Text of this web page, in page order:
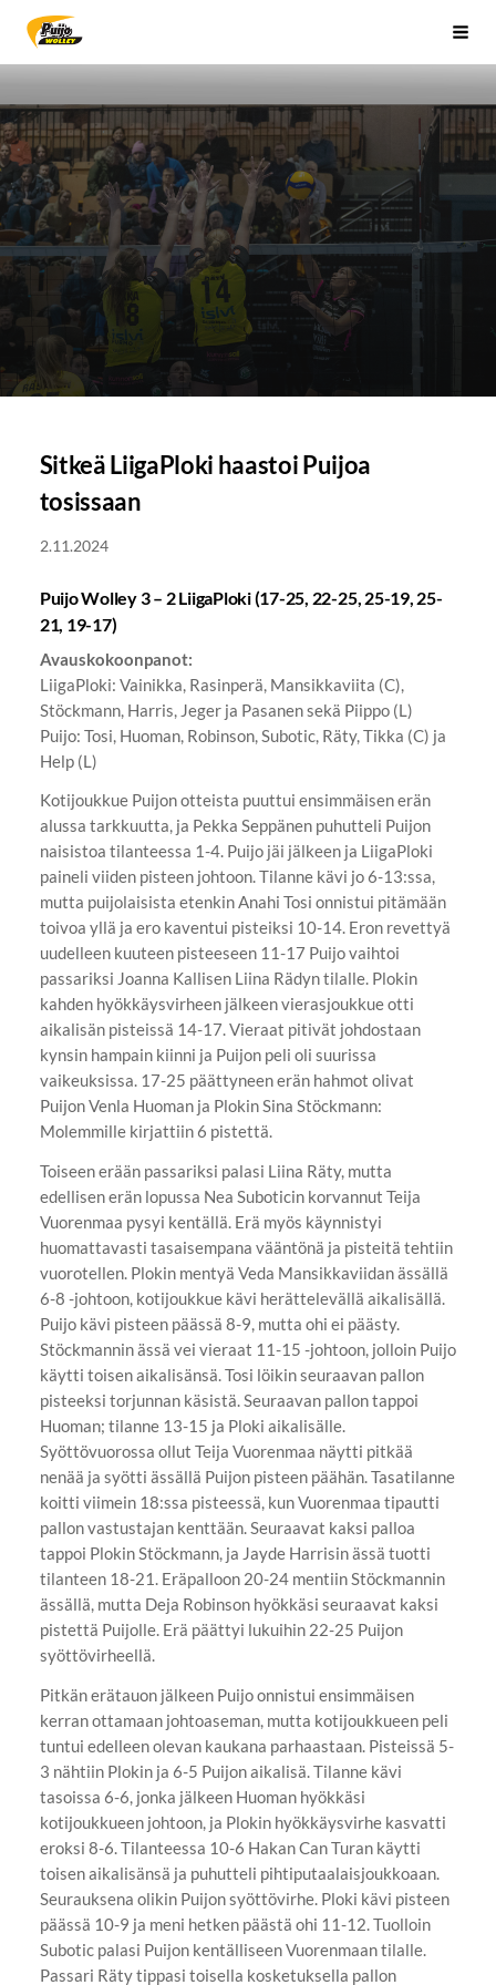
Siirry
sivun
Sivuston etusivulle
Sitkeä LiigaPloki haastoi Puijoa
tosissaan
2.11.2024
Puijo Wolley 3 – 2 LiigaPloki (17-25, 22-25, 25-19, 25-
21, 19-17)
Avauskokoonpanot:
LiigaPloki: Vainikka, Rasinperä, Mansikkaviita (C),
Stöckmann, Harris, Jeger ja Pasanen sekä Piippo (L)
Puijo: Tosi, Huoman, Robinson, Subotic, Räty, Tikka (C) ja
Help (L)
Kotijoukkue Puijon otteista puuttui ensimmäisen erän
alussa tarkkuutta, ja Pekka Seppänen puhutteli Puijon
naisistoa tilanteessa 1-4. Puijo jäi jälkeen ja LiigaPloki
paineli viiden pisteen johtoon. Tilanne kävi jo 6-13:ssa,
mutta puijolaisista etenkin Anahi Tosi onnistui pitämään
toivoa yllä ja ero kaventui pisteiksi 10-14. Eron revettyä
uudelleen kuuteen pisteeseen 11-17 Puijo vaihtoi
passariksi Joanna Kallisen Liina Rädyn tilalle. Plokin
kahden hyökkäysvirheen jälkeen vierasjoukkue otti
aikalisän pisteissä 14-17. Vieraat pitivät johdostaan
kynsin hampain kiinni ja Puijon peli oli suurissa
vaikeuksissa. 17-25 päättyneen erän hahmot olivat
Puijon Venla Huoman ja Plokin Sina Stöckmann:
Molemmille kirjattiin 6 pistettä.
Toiseen erään passariksi palasi Liina Räty, mutta
edellisen erän lopussa Nea Suboticin korvannut Teija
Vuorenmaa pysyi kentällä. Erä myös käynnistyi
huomattavasti tasaisempana vääntönä ja pisteitä tehtiin
vuorotellen. Plokin mentyä Veda Mansikkaviidan ässällä
6-8 -johtoon, kotijoukkue kävi herättelevällä aikalisällä.
Puijo kävi pisteen päässä 8-9, mutta ohi ei päästy.
Stöckmannin ässä vei vieraat 11-15 -johtoon, jolloin Puijo
käytti toisen aikalisänsä. Tosi löikin seuraavan pallon
pisteeksi torjunnan käsistä. Seuraavan pallon tappoi
Huoman; tilanne 13-15 ja Ploki aikalisälle.
Syöttövuorossa ollut Teija Vuorenmaa näytti pitkää
nenää ja syötti ässällä Puijon pisteen päähän. Tasatilanne
koitti viimein 18:ssa pisteessä, kun Vuorenmaa tipautti
pallon vastustajan kenttään. Seuraavat kaksi palloa
tappoi Plokin Stöckmann, ja Jayde Harrisin ässä tuotti
tilanteen 18-21. Eräpalloon 20-24 mentiin Stöckmannin
ässällä, mutta Deja Robinson hyökkäsi seuraavat kaksi
pistettä Puijolle. Erä päättyi lukuihin 22-25 Puijon
syöttövirheellä.
Pitkän erätauon jälkeen Puijo onnistui ensimmäisen
kerran ottamaan johtoaseman, mutta kotijoukkueen peli
tuntui edelleen olevan kaukana parhaastaan. Pisteissä 5-
3 nähtiin Plokin ja 6-5 Puijon aikalisä. Tilanne kävi
tasoissa 6-6, jonka jälkeen Huoman hyökkäsi
kotijoukkueen johtoon, ja Plokin hyökkäysvirhe kasvatti
eroksi 8-6. Tilanteessa 10-6 Hakan Can Turan käytti
toisen aikalisänsä ja puhutteli pihtiputaalaisjoukkoaan.
Seurauksena olikin Puijon syöttövirhe. Ploki kävi pisteen
päässä 10-9 ja meni hetken päästä ohi 11-12. Tuolloin
Subotic palasi Puijon kentälliseen Vuorenmaan tilalle.
Passari Räty tippasi toisella kosketuksella pallon